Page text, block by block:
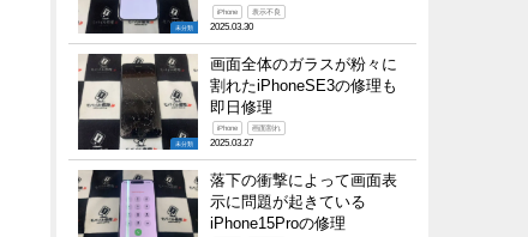
未分類
iPhone 表示不良
2025.03.30
未分類
画面全体のガラスが粉々に
割れたiPhoneSE3の修理も
即日修理
iPhone 画面割れ
2025.03.27
落下の衝撃によって画面表
示に問題が起きている
iPhone15Proの修理